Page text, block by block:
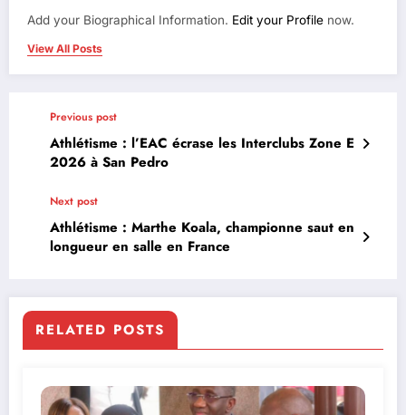
Add your Biographical Information. Edit your Profile now.
View All Posts
Previous post
Athlétisme : l’EAC écrase les Interclubs Zone E
2026 à San Pedro
Next post
Athlétisme : Marthe Koala, championne saut en
longueur en salle en France
RELATED POSTS